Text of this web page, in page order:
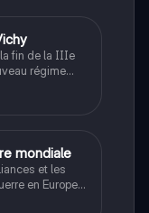
fin de la IIIe
régime
mondiale
et les
en Europe